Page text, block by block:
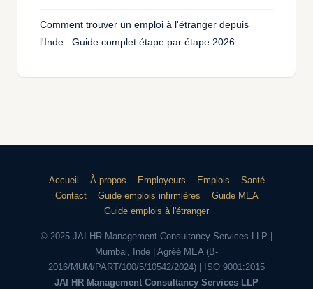
Comment trouver un emploi à l'étranger depuis
l'Inde : Guide complet étape par étape 2026
Accueil À propos Employeurs Emplois
Santé
Contact
Guide emplois infirmières
Guide MEA
Guide emplois à l'étranger
© 2025 JAI HR Management Consultancy Services LLP |
Mumbai, Inde | Agréé MEA (B-
2016/MUM/PART/100/5/10542/2024) | ISO 9001:2015
JAI HR Management Consultancy Services LLP